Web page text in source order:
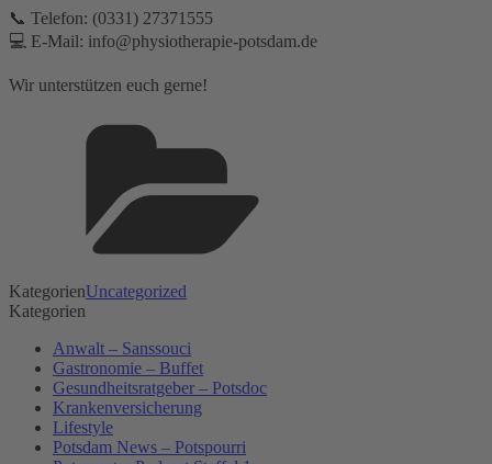
📞 Telefon: (0331) 27371555⁣
💻 E-Mail: info@physiotherapie-potsdam.de
Wir unterstützen euch gerne!
KategorienUncategorized
Kategorien
Anwalt – Sanssouci
Gastronomie – Buffet
Gesundheitsratgeber – Potsdoc
Krankenversicherung
Lifestyle
Potsdam News – Potspourri